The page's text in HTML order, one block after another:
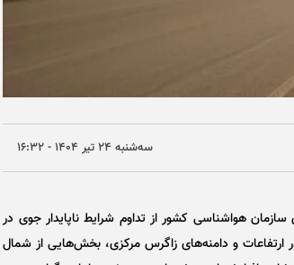
سه‌شنبه ۲۴ تير ۱۴۰۴ - ۱۶:۳۲
هواشناسی کشور از تداوم شرایط ناپایدار جوی در
طی روز‌های آینده خبر داد و گفت: امروز سه‌شنبه (۲۴ تیر) در ارتفاعات و دامنه‌های زاگرس مرکزی، بخش‌هایی از شمال